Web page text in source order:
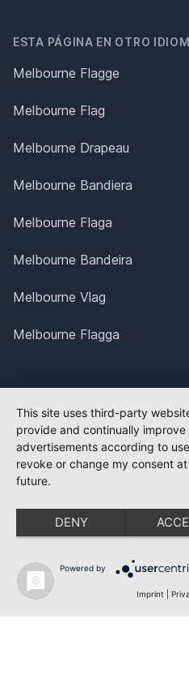
ESTA PÁGINA EN OTRO
Melbourne Flagge
Melbourne Flag
Melbourne Drapeau
Melbourne Bandiera
Melbourne Flaga
Melbourne Bandeira
Melbourne Vlag
Melbourne Flagga
This site uses third-party
provide and continually
advertisements according to
revoke or change my consent
future.
DENY
Powered by
Imprint